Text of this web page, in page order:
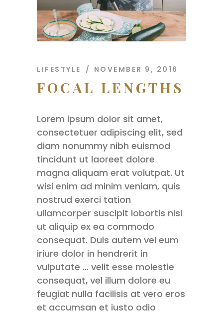
LIFESTYLE NOVEMBER 9, 2016
FOCAL LENGTHS
Lorem ipsum dolor sit amet,
consectetuer adipiscing elit, sed
diam nonummy nibh euismod
tincidunt ut laoreet dolore
magna aliquam erat volutpat. Ut
wisi enim ad minim veniam, quis
nostrud exerci tation
ullamcorper suscipit lobortis nisl
ut aliquip ex ea commodo
consequat. Duis autem vel eum
iriure dolor in hendrerit in
vulputate … velit esse molestie
consequat, vel illum dolore eu
feugiat nulla facilisis at vero eros
et accumsan et iusto odio